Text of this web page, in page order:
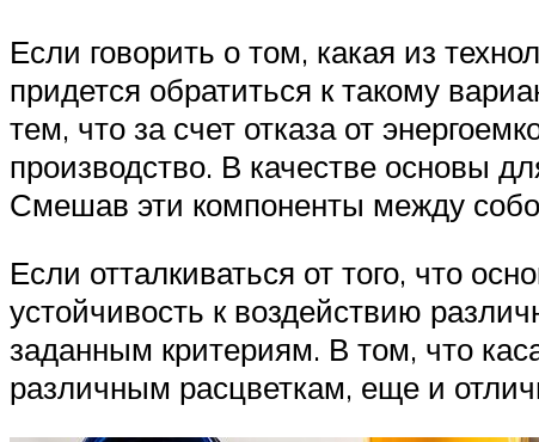
Если говорить о том, какая из
придется обратиться к такому
тем, что за счет отказа от
производство. В качестве основы
Смешав эти компоненты между
Если отталкиваться от того, что
устойчивость к воздействию
заданным критериям. В том, что
различным расцветкам, еще и